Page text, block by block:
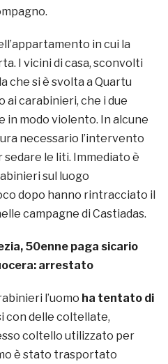
in cui la
I vicini di casa, sconvolti
che si è svolta a Quartu
ai carabinieri, che i due
in modo violento. In alcune
necessario l’intervento
sedare le liti. Immediato è
sul luogo
dopo hanno rintracciato il
campagne di Castiadas.
50enne paga sicario
arrestato
l’uomo ha tentato di
con delle coltellate,
coltello utilizzato per
è stato trasportato